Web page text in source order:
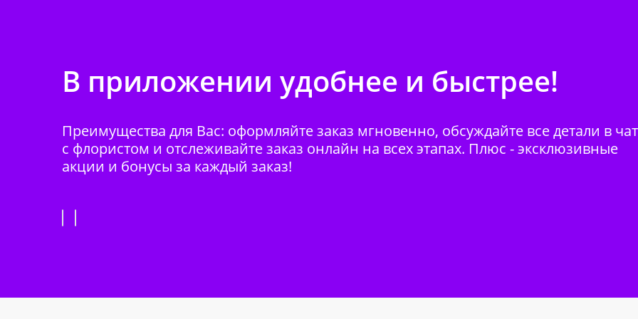
В приложении удобнее и быстрее!
Преимущества для Вас: оформляйте заказ мгновенно, обсуждайте все детали в
с флористом и отслеживайте заказ онлайн на всех этапах. Плюс - эксклюзивные
акции и бонусы за каждый заказ!